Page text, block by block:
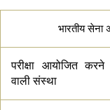
भारतीय सेना
परीक्षा आयोजित करने
वाली संस्था